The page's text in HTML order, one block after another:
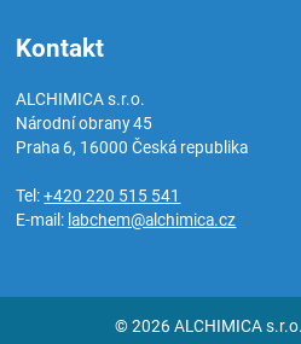
Kontakt
ALCHIMICA s.r.o.
Národní obrany 45
Praha 6, 16000Česká republika
Tel:+420 220 515 541
E-mail: labchem@alchimica.cz
© 2026 ALCHIMICA s.r.o.